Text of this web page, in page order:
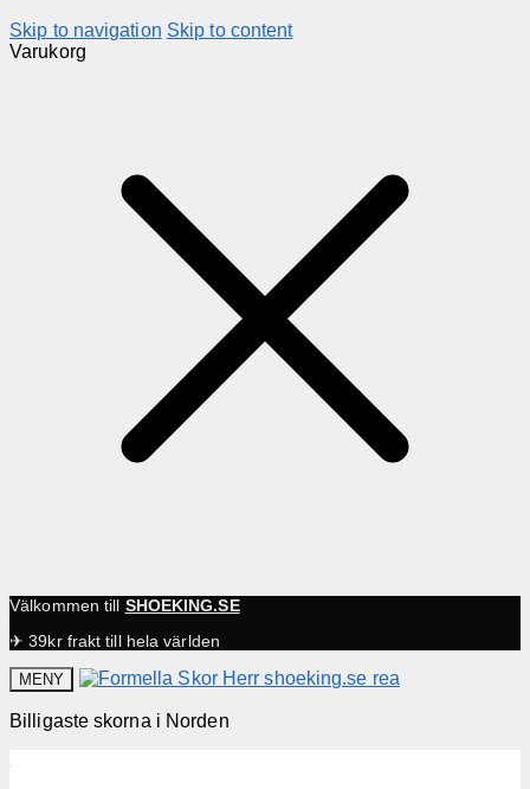
Skip to navigation Skip to content
Varukorg
Välkommen till SHOEKING.SE
✈ 39kr frakt till hela världen
MENY
Billigaste skorna i Norden